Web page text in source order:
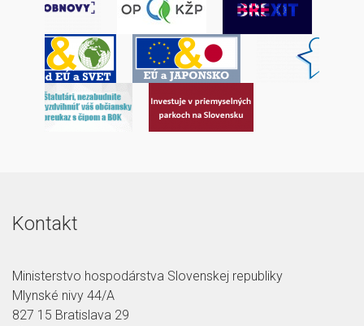
Kontakt
Ministerstvo hospodárstva Slovenskej republiky
Mlynské nivy 44/A
827 15 Bratislava 29